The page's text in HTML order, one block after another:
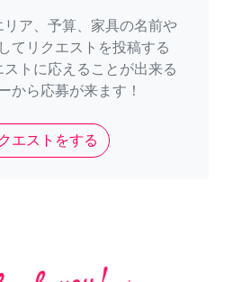
リア、予算、家具の名前や
てリクエストを投稿する
ストに応えることが出来る
から応募が来ます！
エストをする